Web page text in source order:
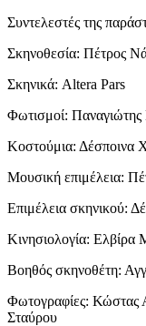
Συντελεστές της
Σκηνοθεσία: Πέτρος
Σκηνικά: Altera Pars
Φωτισμοί:
Κοστούμια: Δέσποινα
Μουσική επιμέλεια:
Επιμέλεια σκηνικού:
Κινησιολογία: Ελβίρα
Βοηθός σκηνοθέτη:
Φωτογραφίες: Κώστας
Σταύρου